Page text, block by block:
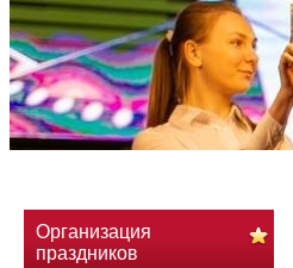
Организация
праздников